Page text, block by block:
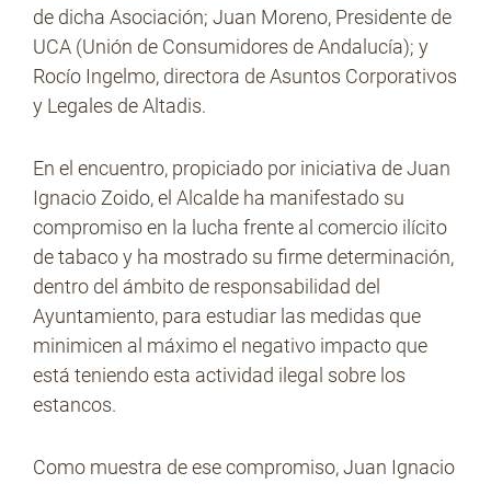
de dicha Asociación; Juan Moreno, Presidente de
UCA (Unión de Consumidores de Andalucía); y
Rocío Ingelmo, directora de Asuntos Corporativos
y Legales de Altadis.
En el encuentro, propiciado por iniciativa de Juan
Ignacio Zoido, el Alcalde ha manifestado su
compromiso en la lucha frente al comercio ilícito
de tabaco y ha mostrado su firme determinación,
dentro del ámbito de responsabilidad del
Ayuntamiento, para estudiar las medidas que
minimicen al máximo el negativo impacto que
está teniendo esta actividad ilegal sobre los
estancos.
Como muestra de ese compromiso, Juan Ignacio